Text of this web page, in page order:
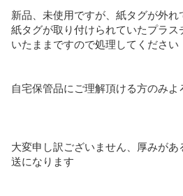
新品、未使用ですが、紙タグが外れ
紙タグが取り付けられていたプラ
いたままですので処理してください
自宅保管品にご理解頂ける方のみ
大変申し訳ございません、厚みが
送になります